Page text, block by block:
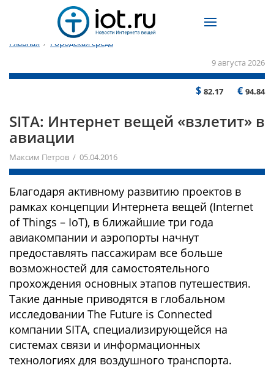
Главная / Городская среда
9 августа 2026
$ 82.17 € 94.84
SITA: Интернет вещей «взлетит» в
авиации
Максим Петров / 05.04.2016
Благодаря активному развитию проектов в
рамках концепции Интернета вещей (Internet
of Things – IoT), в ближайшие три года
авиакомпании и аэропорты начнут
предоставлять пассажирам все больше
возможностей для самостоятельного
прохождения основных этапов путешествия.
Такие данные приводятся в глобальном
исследовании The Future is Connected
компании SITA, специализирующейся на
системах связи и информационных
технологиях для воздушного транспорта.